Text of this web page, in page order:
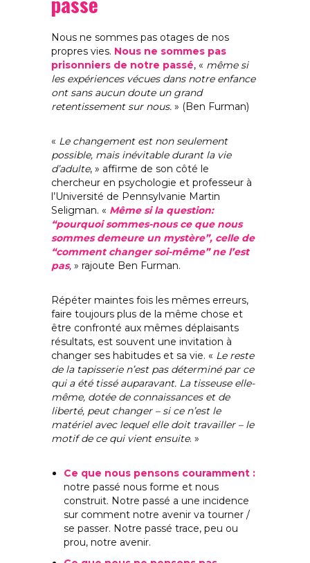
Nous ne sommes pas otages de nos
propres vies. Nous ne sommes pas
prisonniers de notre passé, « même si
les expériences vécues dans notre enfance
ont sans aucun doute un grand
retentissement sur nous. » (Ben Furman)
« Le changement est non seulement
possible, mais inévitable durant la vie
d’adulte, » affirme de son côté le
chercheur en psychologie et professeur à
l’Université de Pennsylvanie Martin
Seligman. « Même si la question:
“pourquoi sommes-nous ce que nous
sommes demeure un mystère”, celle de
“comment changer soi-même” ne l’est
pas, » rajoute Ben Furman.
Répéter maintes fois les mêmes erreurs,
faire toujours plus de la même chose et
être confronté aux mêmes déplaisants
résultats, est souvent une invitation à
changer ses habitudes et sa vie. « Le reste
de la tapisserie n’est pas déterminé par ce
qui a été tissé auparavant. La tisseuse elle-
même, dotée de connaissances et de
liberté, peut changer – si ce n’est le
matériel avec lequel elle doit travailler – le
motif de ce qui vient ensuite. »
Ce que nous pensons couramment :
notre passé nous forme et nous
construit. Notre passé a une incidence
sur comment notre avenir va tourner /
se passer. Notre passé trace, peu ou
prou, notre avenir.